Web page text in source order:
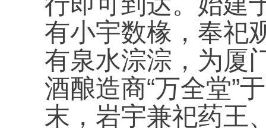
有小宇数椽，奉祀
有泉水淙淙，为厦
酒酿造商“万全堂”
末，岩宇兼祀药王